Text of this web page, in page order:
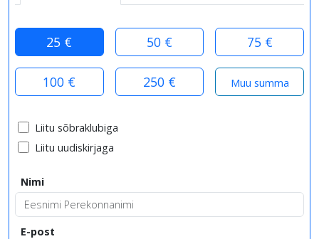
25 € 50 € 75 €
100 € 250 €
Liitu sõbraklubiga
Liitu uudiskirjaga
Nimi
E-post